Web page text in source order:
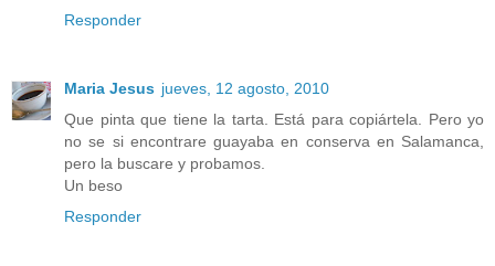
Responder
Maria Jesus jueves, 12 agosto, 2010
Que pinta que tiene la tarta. Está para copiártela. Pero yo
no se si encontrare guayaba en conserva en Salamanca,
pero la buscare y probamos.
Un beso
Responder